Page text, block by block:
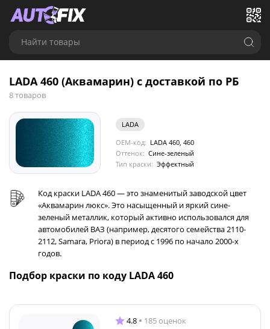
Найти товары
LADA 460 (Аквамарин) с доставкой по РБ
8 товаров
LADA
OEM-код: LADA 460, 460
Оттенок: Сине-зеленый
Тип краски: Эффектный
Код краски LADA 460 — это знаменитый заводской цвет
«Аквамарин люкс». Это насыщенный и яркий сине-
зеленый металлик, который активно использовался для
автомобилей ВАЗ (например, десятого семейства 2110-
2112, Samara, Priora) в период с 1996 по начало 2000-х
годов.
Подбор краски по коду LADA 460
4.8 185 оценок